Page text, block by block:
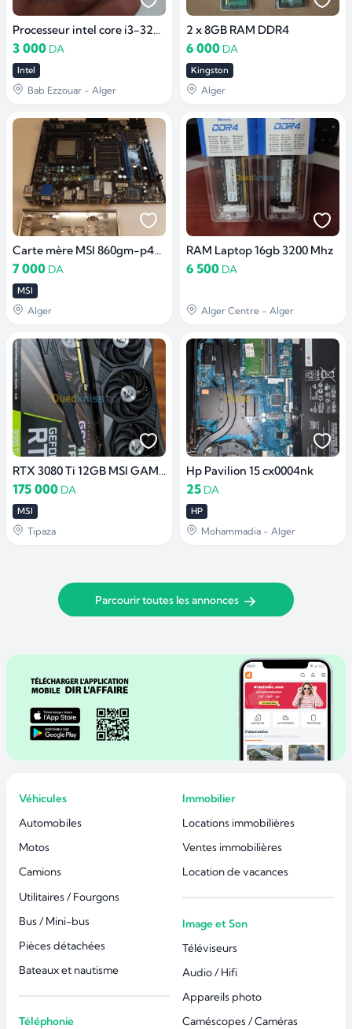
Processeur intel core i3-3240 3.40GHZ
3 000 DA
Intel
Bab Ezzouar - Alger
2 x 8GB RAM DDR4
6 000 DA
Kingston
Alger
Carte mère MSI 860gm-p43(fx)
7 000 DA
MSI
Alger
RAM Laptop 16gb 3200 Mhz
6 500 DA
Alger Centre - Alger
RTX 3080 Ti 12GB MSI GAMING X TRIO
175 000 DA
MSI
Tipaza
Hp Pavilion 15 cx0004nk
25 DA
HP
Mohammadia - Alger
Parcourir toutes les annonces
Véhicules
Automobiles
Motos
Camions
Utilitaires / Fourgons
Bus / Mini-bus
Pièces détachées
Bateaux et nautisme
Téléphonie
Immobilier
Locations immobilières
Ventes immobilières
Location de vacances
Image et Son
Téléviseurs
Audio / Hifi
Appareils photo
Caméscopes / Caméras